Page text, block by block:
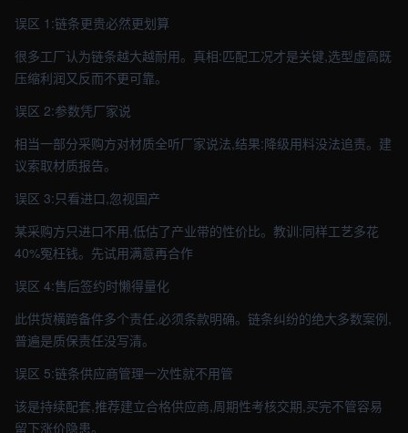
误区 1:链条更贵必然更划算
很多工厂认为链条越大越耐用。真相:匹配工况才是关键,选型虚高既
压缩利润又反而不更可靠。
误区 2:参数凭厂家说
相当一部分采购方对材质全听厂家说法,结果:降级用料没法追责。建
议索取材质报告。
误区 3:只看进口,忽视国产
某采购方只进口不用,低估了产业带的性价比。教训:同样工艺多花
40%冤枉钱。先试用满意再合作
误区 4:售后签约时懒得量化
此供货横跨备件多个责任,必须条款明确。链条纠纷的绝大多数案例,
普遍是质保责任没写清。
误区 5:链条供应商管理一次性就不用管
该是持续配套,推荐建立合格供应商,周期性考核交期,买完不管容易
留下涨价隐患。